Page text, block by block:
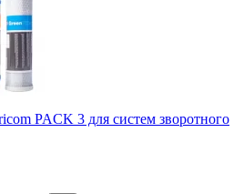
PACK 3 для систем зворотного